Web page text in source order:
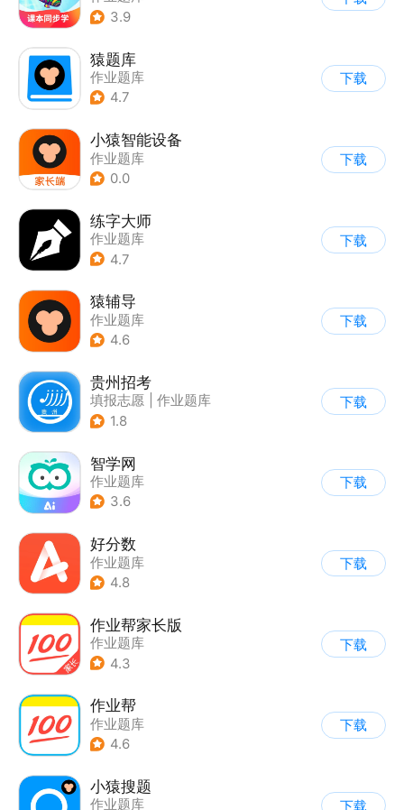
3.9
猿题库
作业题库
4.7
下载
小猿智能设备
作业题库
0.0
下载
练字大师
作业题库
4.7
下载
猿辅导
作业题库
4.6
下载
贵州招考
填报志愿
作业题库
1.8
下载
智学网
作业题库
3.6
下载
好分数
作业题库
4.8
下载
作业帮家长版
作业题库
4.3
下载
作业帮
作业题库
4.6
下载
小猿搜题
作业题库
下载